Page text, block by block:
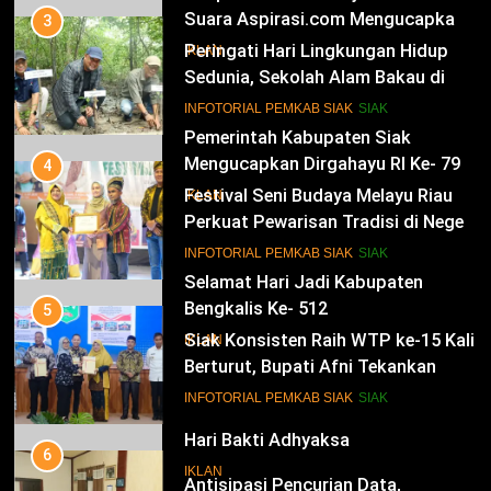
Suara Aspirasi.com Mengucapkan
Selamat HUT RI Ke-79
IKLAN
13
Pemerintah Kabupaten Siak
Mengucapkan Dirgahayu RI Ke- 79
IKLAN
14
Selamat Hari Jadi Kabupaten
Bengkalis Ke- 512
IKLAN
15
Hari Bakti Adhyaksa
IKLAN
3
Peringati Hari Lingkungan Hidup
Sedunia, Sekolah Alam Bakau di
Siak Cetak Generasi Penjaga
Pesisir
INFOTORIAL PEMKAB SIAK SIAK
4
Festival Seni Budaya Melayu Riau
Perkuat Pewarisan Tradisi di Negeri
Istana
INFOTORIAL PEMKAB SIAK SIAK
5
Siak Konsisten Raih WTP ke-15 Kali
Berturut, Bupati Afni Tekankan
Penguatan Tata Kelola Keuangan
INFOTORIAL PEMKAB SIAK SIAK
6
Antisipasi Pencurian Data,